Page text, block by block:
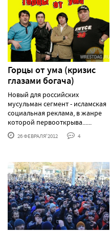
Горцы от ума (кризис
глазами богача)
Новый для российских
мусульман сегмент - исламская
социальная реклама, в жанре
которой первооткрыва......
26 ФЕВРАЛЯ'2012 4